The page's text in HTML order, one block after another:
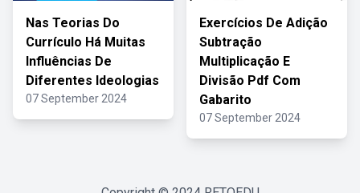
Nas Teorias Do
Currículo Há Muitas
Influências De
Diferentes Ideologias
07 September 2024
Exercícios De Adição
Subtração
Multiplicação E
Divisão Pdf Com
Gabarito
07 September 2024